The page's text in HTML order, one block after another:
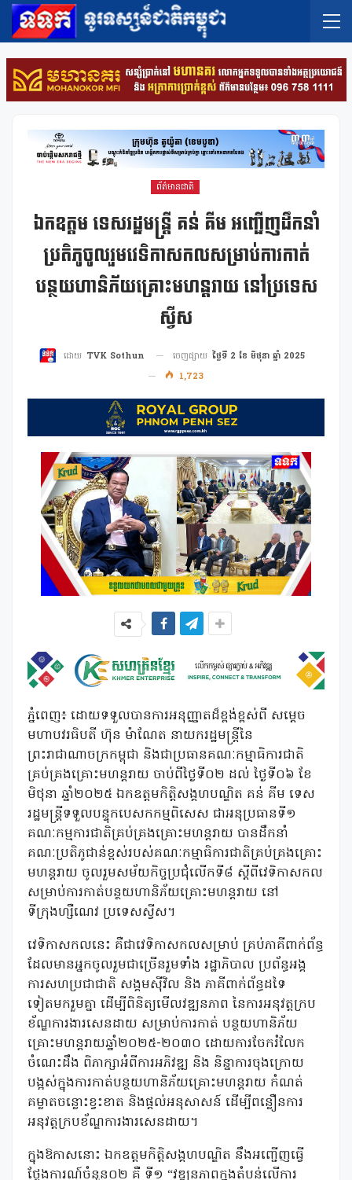
ព័ត៌មានជាតិ
ឯកឧត្តម ទេសរដ្ឋមន្រ្តី គន់ គីម អញ្ជើញដឹកនាំ
ប្រតិភូចូលរួមវេទិកាសកលសម្រាប់ការកាត់
បន្ថយហានិភ័យគ្រោះមហន្តរាយ នៅប្រទេស
ស្វីស
ដោយ TVK Sothun ចេញផ្សាយ ថ្ងៃទី 2 ខែ មិថុនា ឆ្នាំ 2025
1,723
ភ្នំពេញ៖ ដោយទទួលបានការអនុញ្ញាតដ៏ខ្ពង់ខ្ពស់ពី សម្ដេច
មហាបវរធិបតី ហ៊ុន ម៉ាណែត នាយករដ្ឋមន្ត្រីនៃ
ព្រះរាជាណាចក្រកម្ពុជា និងជាប្រធានគណៈកម្មាធិការជាតិ
គ្រប់គ្រងគ្រោះមហន្តរាយ ចាប់ពីថ្ងៃទី០២ ដល់ ថ្ងៃទី០៦ ខែ
មិថុនា ឆ្នាំ២០២៥ ឯកឧត្តមកិត្តិសង្គហបណ្ឌិត គន់ គីម ទេស
រដ្ឋមន្ត្រីទទួលបន្ទុកបេសកកម្មពិសេស ជាអនុប្រធានទី១
គណៈកម្មការជាតិគ្រប់គ្រងគ្រោះមហន្តរាយ បានដឹកនាំ
គណៈប្រតិភូជាន់ខ្ពស់របស់គណៈកម្មាធិការជាតិគ្រប់គ្រងគ្រោះ
មហន្តរាយ ចូលរួមសម័យកិច្ចប្រជុំលើកទី៨ ស្ដីពីវេទិកាសកល
សម្រាប់ការកាត់បន្ថយហានិភ័យគ្រោះមហន្តរាយ នៅ
ទីក្រុងហ្សឺណេវ ប្រទេសស្វីស។
វេទិកាសកលនេះ គឺជាវេទិកាសកលសម្រាប់ គ្រប់ភាគីពាក់ព័ន្ធ
ដែលមានអ្នកចូលរួមជាច្រើនរួមទាំង រដ្ឋាភិបាល ប្រព័ន្ធអង្គ
ការសហប្រជាជាតិ សង្គមស៊ីវិល និង ភាគីពាក់ព័ន្ធដទៃ
ទៀតមករួមគ្នា ដើម្បីពិនិត្យមើលវឌ្ឍនភាព នៃការអនុវត្តក្រប
ខ័ណ្ឌការងារសេនដាយ សម្រាប់ការកាត់ បន្ថយហានិភ័យ
គ្រោះមហន្តរាយឆ្នាំ២០២៥-២០៣០ ដោយការចែករំលែក
ចំណេះដឹង ពិភាក្សាអំពីការអភិវឌ្ឍ និង និន្នាការចុងក្រោយ
បង្អស់ក្នុងការកាត់បន្ថយហានិភ័យគ្រោះមហន្តរាយ កំណត់
គម្លាតចន្លោះខ្វះខាត និងផ្ដល់អនុសាសន៍ ដើម្បីពន្លឿនការ
អនុវត្តក្របខ័ណ្ឌការងារសេនដាយ។
ក្នុងឱកាសនោះ ឯកឧត្តមកិត្តិសង្គហបណ្ឌិត នឹងអញ្ជើញធ្វើ
ថ្លែងការណ៍ចំនួន០២ គឺ ទី១ “វឌ្ឍនភាពក្នុងតំបន់លើការ